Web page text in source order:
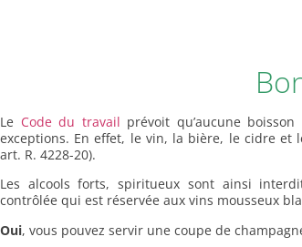
Le Code du travail prévoit qu’aucune
exceptions. En effet, le vin, la bière, le cidre et
art. R. 4228-20).
Les alcools forts, spiritueux sont ainsi
contrôlée qui est réservée aux vins mousseux
Oui, vous pouvez servir une coupe de